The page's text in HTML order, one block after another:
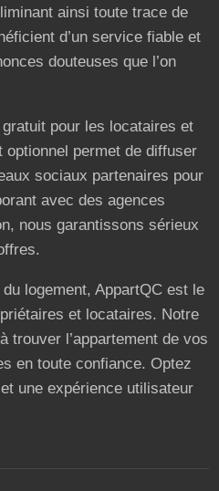
ainsi toute trace de
d’un service fiable et
douteuses que l’on
pour les locataires et
permet de diffuser
sociaux partenaires pour
avec des agences
nous garantissons sérieux
logement, AppartQC est le
et locataires. Notre
trouver l’appartement de vos
en toute confiance. Optez
une expérience utilisateur